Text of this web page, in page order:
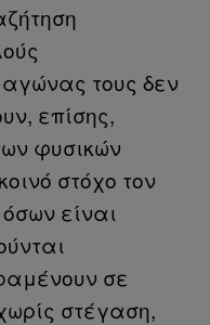
τους δεν
επίσης,
φυσικών
στόχο τον
είναι
σε
στέγαση,